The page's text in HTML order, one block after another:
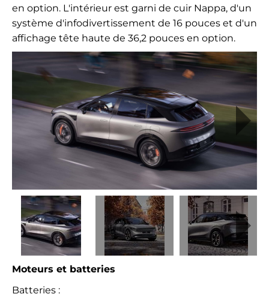
en option. L'intérieur est garni de cuir Nappa, d'un
système d'infodivertissement de 16 pouces et d'un
affichage tête haute de 36,2 pouces en option.
Moteurs et batteries
Batteries :